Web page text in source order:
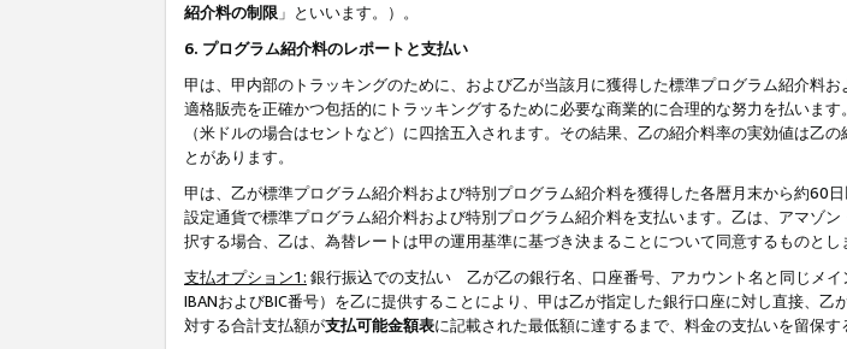
紹介料の制限 」といいます。）。
6. プログラム紹介料のレポートと支払い
甲は、甲内部のトラッキングのために、および乙が当該月に獲得した標準プログラム紹介料
適格販売を正確かつ包括的にトラッキングするために必要な商業的に合理的な努力を払いま
（米ドルの場合はセントなど）に四捨五入されます。その結果、乙の紹介料率の実効値は乙
とがあります。
甲は、乙が標準プログラム紹介料および特別プログラム紹介料を獲得した各暦月末から約60
設定通貨で標準プログラム紹介料および特別プログラム紹介料を支払います。乙は、アマゾ
択する場合、乙は、為替レートは甲の運用基準に基づき決まることについて同意するものとし
支払オプション1: 銀行振込での支払い 乙が乙の銀行名、口座番号、アカウント名と同じメイ
IBANおよびBIC番号）を乙に提供することにより、甲は乙が指定した銀行口座に対し直接、
対する合計支払額が支払可能金額表に記載された最低額に達するまで、料金の支払いを留保す